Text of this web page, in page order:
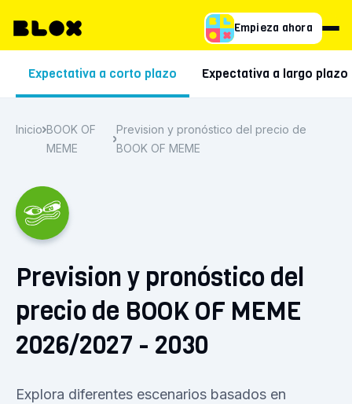
Empieza ahora
Expectativa a corto plazo Expectativa a largo plazo
Inicio BOOK OF
MEME
Prevision y pronóstico del precio de
BOOK OF MEME
Prevision y pronóstico del
precio de BOOK OF MEME
2026/2027 - 2030
Explora diferentes escenarios basados en